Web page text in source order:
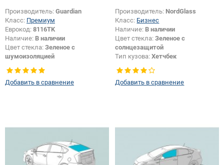
Производитель: Guardian
Класс: Премиум
Еврокод: 8116TK
Наличие: В наличии
Цвет стекла: Зеленое с
шумоизоляцией
Тип кузова: Хетчбек
Добавить в сравнение
Производитель: NordGlass
Класс: Бизнес
Наличие: В наличии
Цвет стекла:Зеленое с
солнцезащитой
Тип кузова:Хетчбек
Появление или изменение
шелкографии:
Добавить в сравнение